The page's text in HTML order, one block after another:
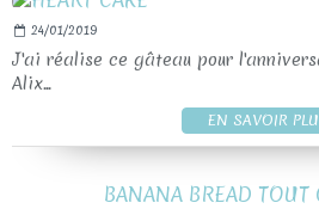
24/01/2019
J'ai réalise ce gâteau pour
Alix...
EN SAVOIR
BANANA BREAD